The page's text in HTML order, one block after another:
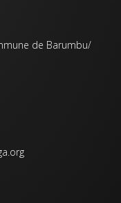
de Barumbu/